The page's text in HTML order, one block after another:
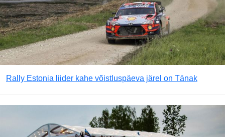
Rally Estonia liider kahe võistluspäeva järel on Tänak